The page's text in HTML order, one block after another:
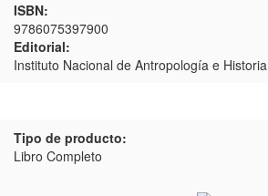
ISBN:
9786075397900
Editorial:
Instituto Nacional de Antropología e Historia
Tipo de producto:
Libro Completo